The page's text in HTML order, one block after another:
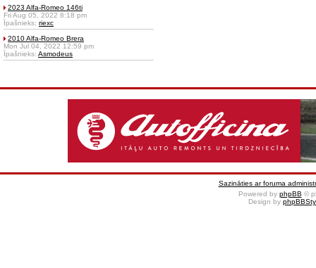
2023 Alfa-Romeo 146ti
Fri Aug 05, 2022 8:18 pm
Īpašnieks: riexc
2010 Alfa-Romeo Brera
Mon Jul 04, 2022 12:59 pm
Īpašnieks: Asmodeus
Sazināties ar foruma
Powered by phpBB ©
Design by